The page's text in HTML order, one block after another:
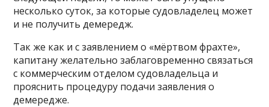
несколько суток, за которые судовладелец может
и не получить демередж.
Так же как и с заявлением о «мёртвом фрахте»,
капитану желательно заблаговременно связаться
с коммерческим отделом судовладельца и
прояснить процедуру подачи заявления о
демередже.